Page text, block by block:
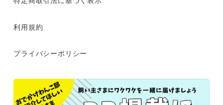
利用規約
プライバシーポリシー